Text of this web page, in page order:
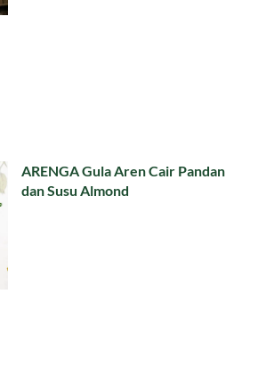
ARENGA Gula Aren Cair Pandan
dan Susu Almond